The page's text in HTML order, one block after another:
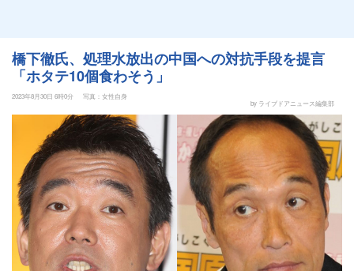
橋下徹氏、処理水放出の中国への対抗手段を提言
「ホタテ10個食わそう」
2023年8月30日 6時0分
写真：女性自身
by ライブドアニュース編集部